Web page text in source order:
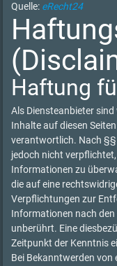
Quelle: eRecht24
Haftung
Als Diensteanbieter
Inhalte auf diesen
verantwortlich. Nach §§
jedoch nicht
Informationen zu
die auf eine
Verpflichtungen zur
Informationen nach den
unberührt. Eine
Zeitpunkt der Kenntnis
Bei Bekanntwerden